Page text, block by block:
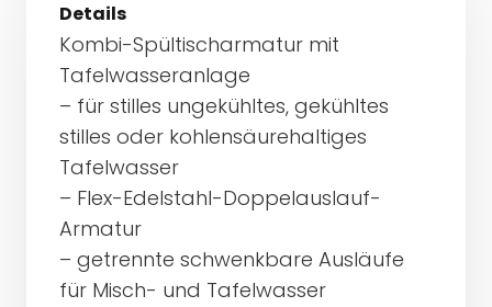
Details
Kombi-Spültischarmatur mit
Tafelwasseranlage
– für stilles ungekühltes, gekühltes
stilles oder kohlensäurehaltiges
Tafelwasser
– Flex-Edelstahl-Doppelauslauf-
Armatur
– getrennte schwenkbare Ausläufe
für Misch- und Tafelwasser